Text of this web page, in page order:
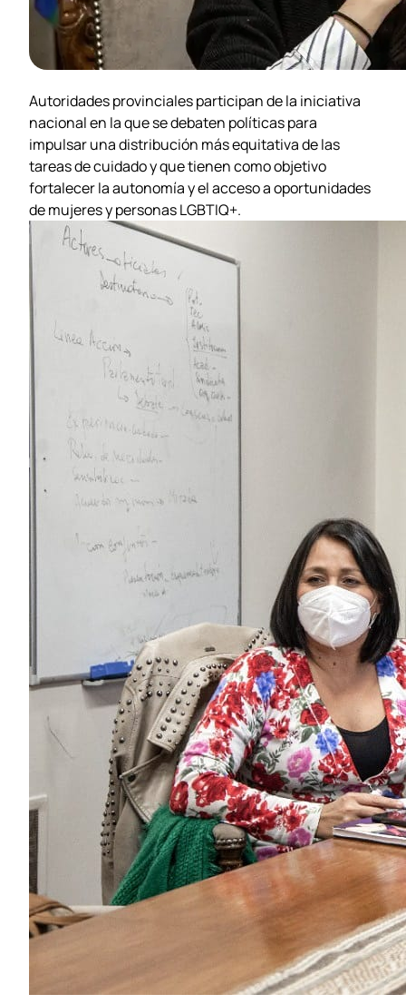
Autoridades provinciales participan de la iniciativa
nacional en la que se debaten políticas para
impulsar una distribución más equitativa de las
tareas de cuidado y que tienen como objetivo
fortalecer la autonomía y el acceso a oportunidades
de mujeres y personas LGBTIQ+.